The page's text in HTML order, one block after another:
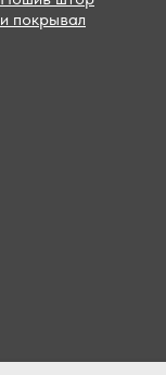
и покрывал